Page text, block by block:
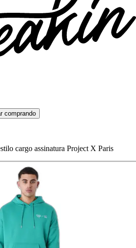
comprando
cargo assinatura Project X Paris